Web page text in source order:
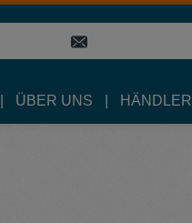
ÜBER UNS HÄNDLER